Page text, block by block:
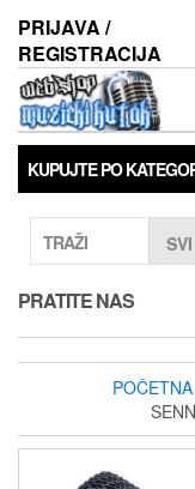
sadržaj
PRIJAVA /
REGISTRACIJA
KUPUJTE PO
TRAŽI
PRATITE NAS
POČETNA